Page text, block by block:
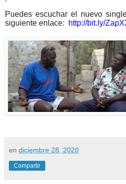
Puedes escuchar el nuevo
siguiente enlace:
http://bit.ly/
en diciembre 28, 2020
Compartir